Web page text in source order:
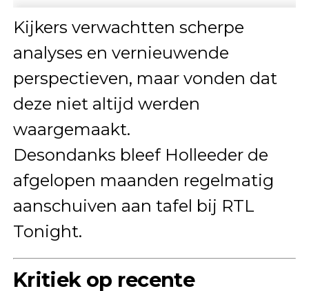
Kijkers verwachtten scherpe
analyses en vernieuwende
perspectieven, maar vonden dat
deze niet altijd werden
waargemaakt.
Desondanks bleef Holleeder de
afgelopen maanden regelmatig
aanschuiven aan tafel bij RTL
Tonight.
Kritiek op recente